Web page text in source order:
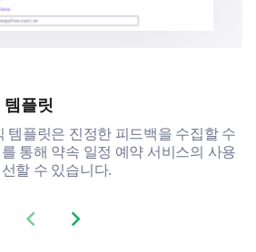
템플릿
템플릿은 진정한 피드백을 수집할 수
통해 약속 일정 예약 서비스의 사용
할 수 있습니다.
Previous slide
Next slide